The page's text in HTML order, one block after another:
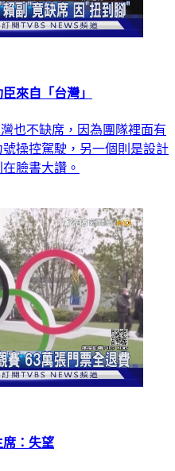
來自「台灣」
也不缺席，因為團隊裡面有
操控駕駛，另一個則是設計
臉書大讚。
：失望